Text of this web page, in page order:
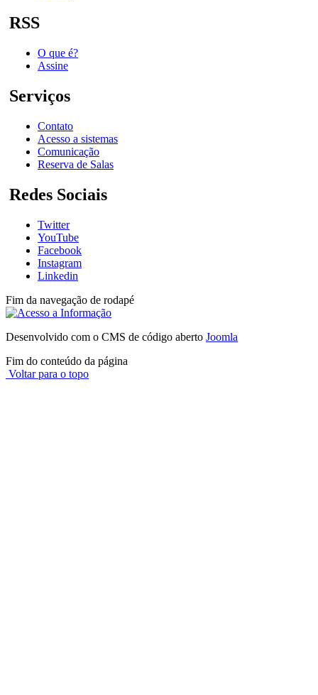
RSS
O que é?
Assine
Serviços
Contato
Acesso a sistemas
Comunicação
Reserva de Salas
Redes Sociais
Twitter
YouTube
Facebook
Instagram
Linkedin
Fim da navegação de rodapé
Desenvolvido com o CMS de código aberto Joomla
Fim do conteúdo da página
Voltar para o topo